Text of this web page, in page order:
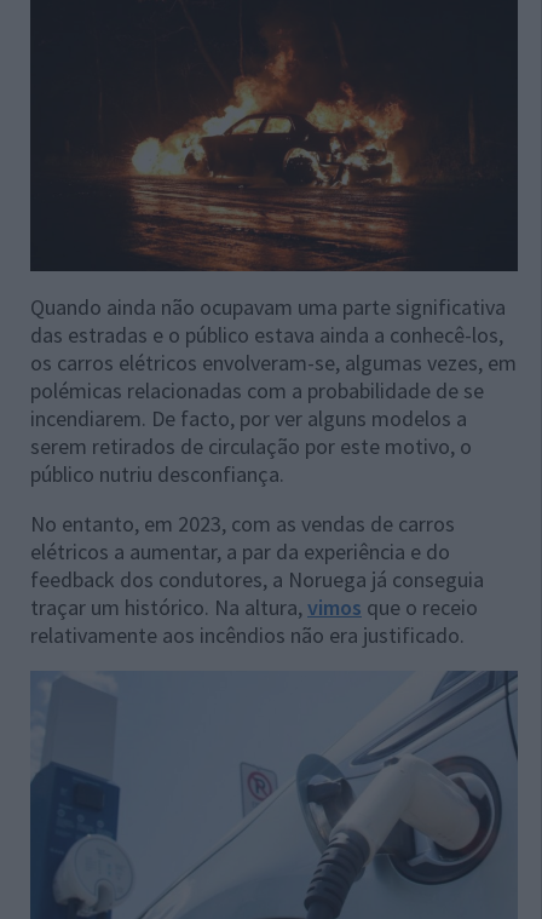
Quando ainda não ocupavam uma parte significativa
das estradas e o público estava ainda a conhecê-los,
os carros elétricos envolveram-se, algumas vezes, em
polémicas relacionadas com a probabilidade de se
incendiarem. De facto, por ver alguns modelos a
serem retirados de circulação por este motivo, o
público nutriu desconfiança.
No entanto, em 2023, com as vendas de carros
elétricos a aumentar, a par da experiência e do
feedback dos condutores, a Noruega já conseguia
traçar um histórico. Na altura,vimos que o receio
relativamente aos incêndios não era justificado.